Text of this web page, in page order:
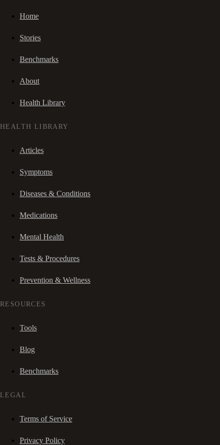
Home
Stories
Benchmarks
About
Health Library
HEALTH LIBRARY
Articles
Symptoms
Diseases & Conditions
Medications
Mental Health
Tests & Procedures
Prevention & Wellness
RESOURCES
Tools
Blog
Benchmarks
LEGAL
Terms of Service
Privacy Policy